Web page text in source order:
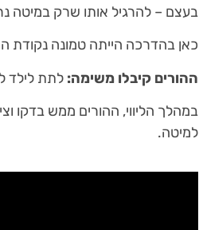
בעצם – להרגיל אותו שרק במיטה
כאן בהדרכה הייתה טמונה נקודת
ההורים קיבלו משימה: לתת לילד
במהלך הליווי, ההורים ממש בדקו
למיטה.